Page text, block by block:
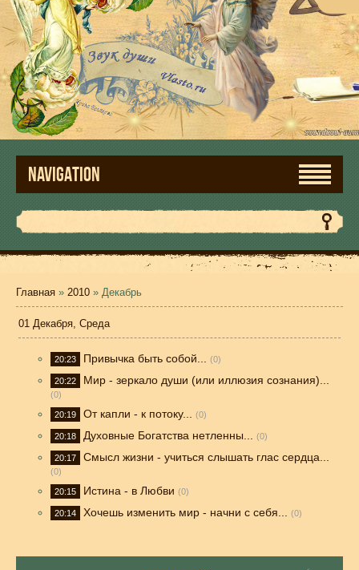
NAVIGATION
Главная » 2010 » Декабрь
01 Декабря, Среда
20:23 Привычка быть собой... (0)
20:22 Мир - зеркало души (или иллюзия сознания)...
(0)
20:19 От капли - к потоку... (0)
20:18 Духовные Богатства нетленны... (0)
20:17 Смысл жизни - учиться слышать глас сердца...
(0)
20:15 Истина - в Любви (0)
20:14 Хочешь изменить мир - начни с себя... (0)